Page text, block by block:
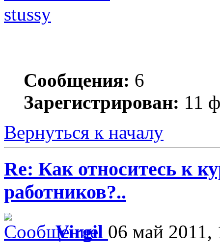
stussy
Сообщения: 6
Зарегистрирован: 11
Вернуться к началу
Re: Как относитесь к
работников?..
Virgil 06 май 2011,